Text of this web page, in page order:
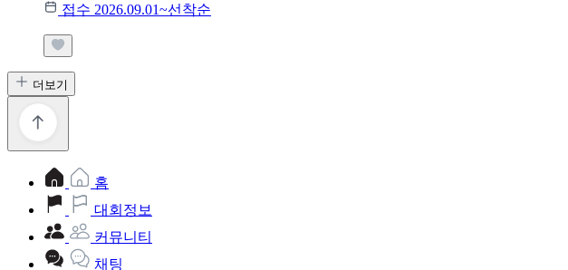
접수 2026.09.01~선착순
더보기
홈
대회정보
커뮤니티
채팅